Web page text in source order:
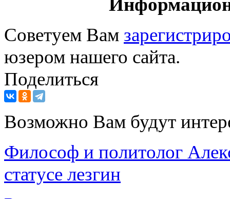
Советуем Вам
юзером нашего сайта.
Поделиться
Возможно Вам будут
Философ и политолог
статусе лезгин